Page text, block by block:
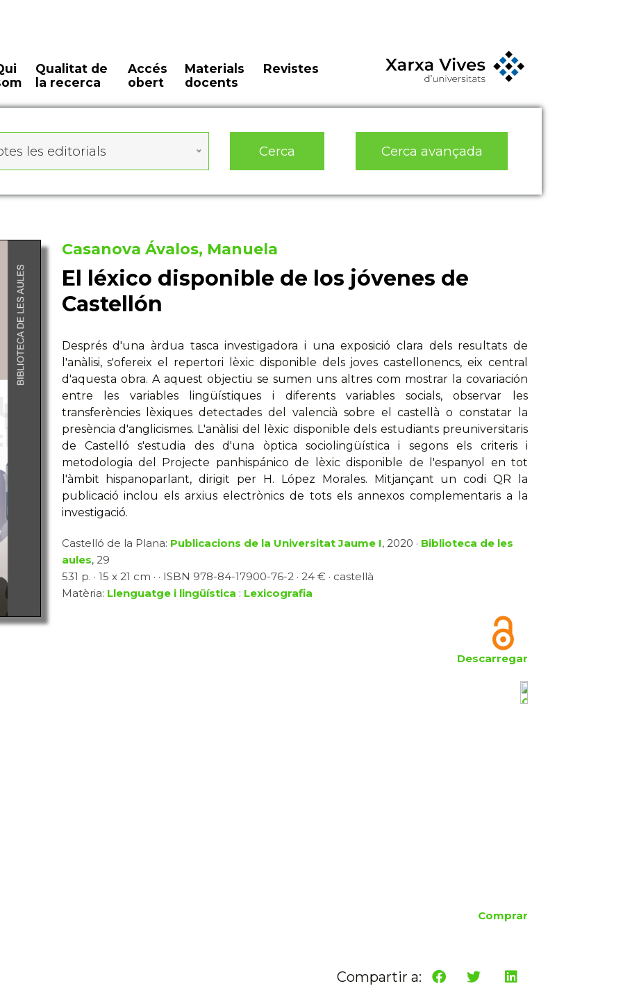
Qualitat de
la recerca
Accés
obert
Materials
docents
Revistes
les editorials Cerca Cerca avançada
Casanova Ávalos, Manuela
El léxico disponible de los jóvenes de
Castellón
Després d'una àrdua tasca investigadora i una exposició clara dels resultats de
l'anàlisi, s'ofereix el repertori lèxic disponible dels joves castellonencs, eix central
d'aquesta obra. A aquest objectiu se sumen uns altres com mostrar la covariación
entre les variables lingüístiques i diferents variables socials, observar les
transferències lèxiques detectades del valencià sobre el castellà o constatar la
presència d'anglicismes. L'anàlisi del lèxic disponible dels estudiants preuniversitaris
de Castelló s'estudia des d'una òptica sociolingüística i segons els criteris i
metodologia del Projecte panhispánico de lèxic disponible de l'espanyol en tot
l'àmbit hispanoparlant, dirigit per H. López Morales. Mitjançant un codi QR la
publicació inclou els arxius electrònics de tots els annexos complementaris a la
investigació.
Castelló de la Plana: Publicacions de la Universitat Jaume I, 2020 · Biblioteca de les
aules, 29
531 p. · 15 x 21 cm · · ISBN 978-84-17900-76-2 · 24 € · castellà
Matèria: Llenguatge i lingüística : Lexicografia
Descarregar
Comprar
Compartir a: